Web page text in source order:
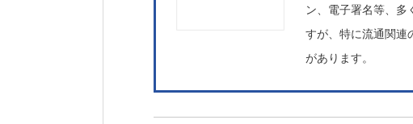
ン、電子署名等、多
すが、特に流通関連
があります。